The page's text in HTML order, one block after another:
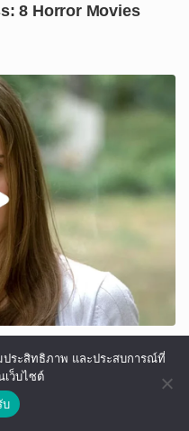
ประสิทธิภาพ และประสบการณ์ที่
เว็บไซต์
บ